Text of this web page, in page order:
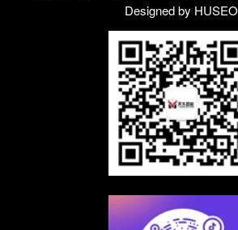
Designed by HUSEO